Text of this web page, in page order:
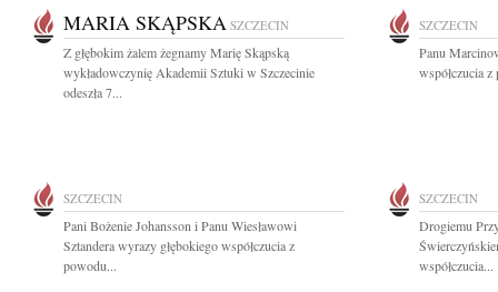
MARIA SKĄPSKA SZCZECIN
Z głębokim żalem żegnamy Marię Skąpską
wykładowczynię Akademii Sztuki w Szczecinie
odeszła 7...
SZCZECIN
Panu
współczucia
SZCZECIN
Pani Bożenie Johansson i Panu Wiesławowi
Sztandera wyrazy głębokiego współczucia z
powodu...
SZCZECIN
Drogiemu
współczucia...